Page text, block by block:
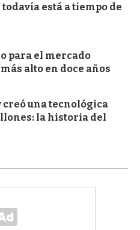
está a tiempo de
para el mercado
alto en doce años
una tecnológica
la historia del